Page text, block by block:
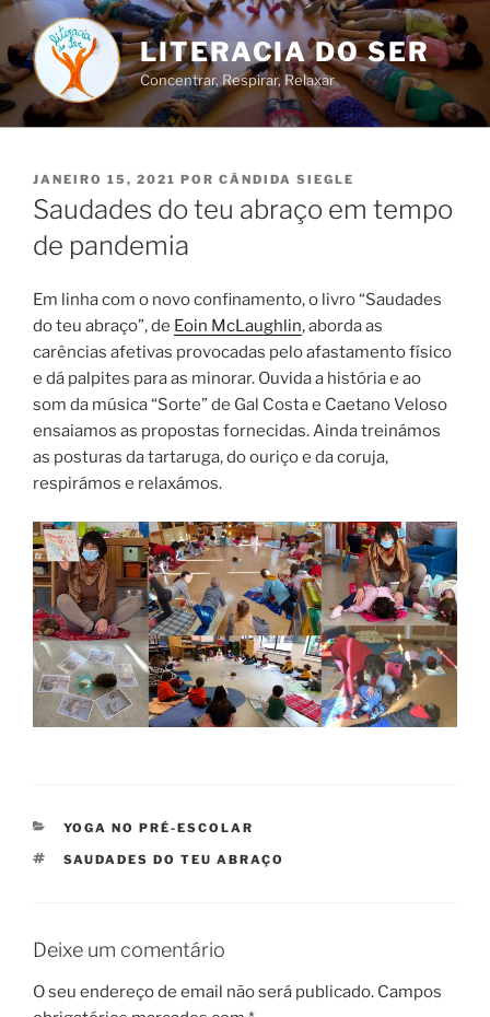
Saltar
para
o
conteúdo
LITERACIA DO SER
Concentrar, Respirar, Relaxar
PUBLICADO
EM
JANEIRO 15, 2021 POR CÂNDIDA SIEGLE
Saudades do teu abraço em tempo
de pandemia
Em linha com o novo confinamento, o livro “Saudades
do teu abraço”, de Eoin McLaughlin, aborda as
carências afetivas provocadas pelo afastamento físico
e dá palpites para as minorar. Ouvida a história e ao
som da música “Sorte” de Gal Costa e Caetano Veloso
ensaiamos as propostas fornecidas. Ainda treinámos
as posturas da tartaruga, do ouriço e da coruja,
respirámos e relaxámos.
CATEGORIAS
YOGA NO PRÉ-ESCOLAR
ETIQUETAS
SAUDADES DO TEU ABRAÇO
Deixe um comentário
O seu endereço de email não será publicado. Campos